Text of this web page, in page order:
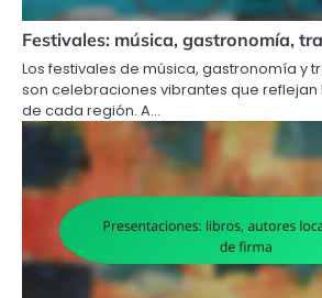
Festivales: música, gastronomía,
Los festivales de música, gastronomía y
son celebraciones vibrantes que reflejan
de cada región. A…